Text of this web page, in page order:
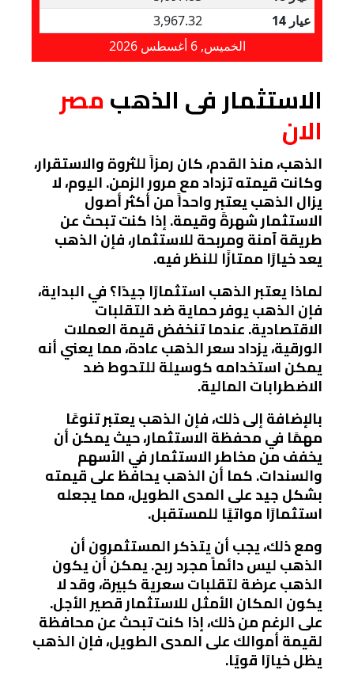
الاستثمار فى الذهبمصر
الان
الذهب، منذ القدم، كان رمزاً للثروة والاستقرار،
وكانت قيمته تزداد مع مرور الزمن. اليوم، لا
يزال الذهب يعتبر واحداً من أكثر أصول
الاستثمار شهرةً وقيمة. إذا كنت تبحث عن
طريقة آمنة ومربحة للاستثمار، فإن الذهب
يعد خيارًا ممتازًا للنظر فيه.
لماذا يعتبر الذهب استثمارًا جيدًا؟ في البداية،
فإن الذهب يوفر حماية ضد التقلبات
الاقتصادية. عندما تنخفض قيمة العملات
الورقية، يزداد سعر الذهب عادة، مما يعني أنه
يمكن استخدامه كوسيلة للتحوط ضد
الاضطرابات المالية.
بالإضافة إلى ذلك، فإن الذهب يعتبر تنوعًا
مهمًا في محفظة الاستثمار، حيث يمكن أن
يخفف من مخاطر الاستثمار في الأسهم
والسندات. كما أن الذهب يحافظ على قيمته
بشكل جيد على المدى الطويل، مما يجعله
استثمارًا مواتيًا للمستقبل.
ومع ذلك، يجب أن يتذكر المستثمرون أن
الذهب ليس دائماً مجرد ربح. يمكن أن يكون
الذهب عرضة لتقلبات سعرية كبيرة، وقد لا
يكون المكان الأمثل للاستثمار قصير الأجل.
على الرغم من ذلك، إذا كنت تبحث عن محافظة
لقيمة أموالك على المدى الطويل، فإن الذهب
يظل خيارًا قويًا.